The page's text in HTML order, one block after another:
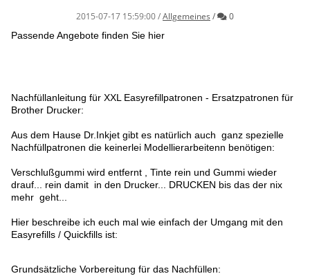
2015-07-17 15:59:00/Allgemeines / Kommentare
0
Passende Angebote finden Sie hier
Nachfüllanleitung für XXL Easyrefillpatronen - Ersatzpatronen für
Brother Drucker:
Aus dem Hause Dr.Inkjet gibt es natürlich auch ganz spezielle
Nachfüllpatronen die keinerlei Modellierarbeitenn benötigen:
Verschlußgummi wird entfernt , Tinte rein und Gummi wieder
drauf... rein damit in den Drucker... DRUCKEN bis das der nix
mehr geht...
Hier beschreibe ich euch mal wie einfach der Umgang mit den
Easyrefills / Quickfills ist:
Grundsätzliche Vorbereitung für das Nachfüllen: